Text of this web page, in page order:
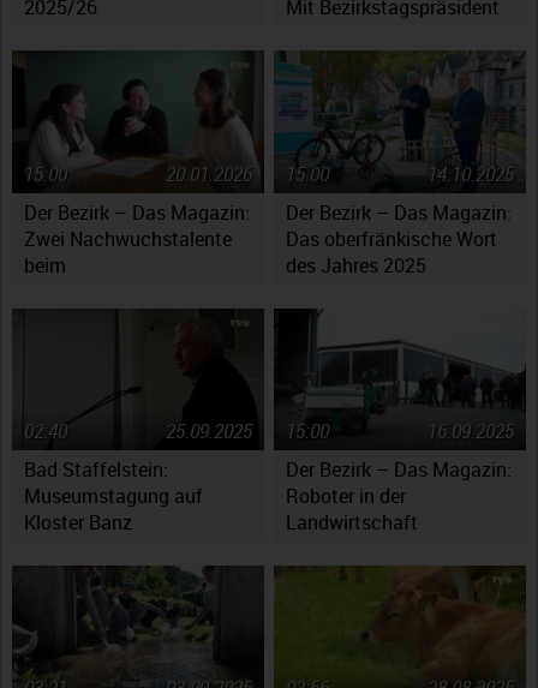
2025/26
Mit Bezirkstagspräsident
Der Bezirk – Das Magazin:
Zwei Nachwuchstalente
beim
Oberfranken
20.01.2026
15:00
Der Bezirk – Das Magazin:
Das oberfränkische Wort
des Jahres 2025
14.10.2025
15:00
Bad Staffelstein:
Museumstagung auf
Kloster Banz
25.09.2025
02:40
Der Bezirk – Das Magazin:
Roboter in der
Landwirtschaft
16.09.2025
15:00